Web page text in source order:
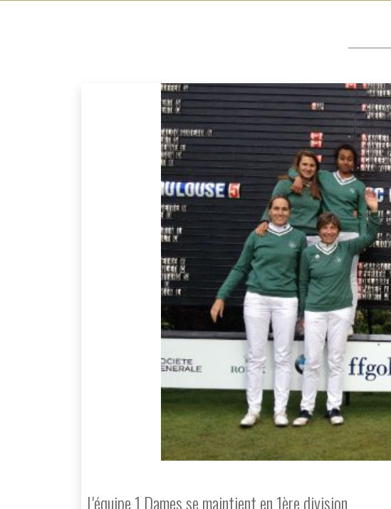
L'équipe 1 Dames se maintient en 1ère division